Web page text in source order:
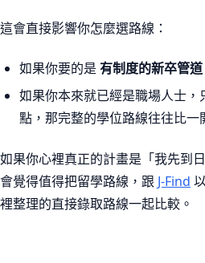
這會直接影響你怎麼選路線：
如果你要的是 有制度的新卒管道
如果你本來就已經是職場人士
點，那完整的學位路線往往比一
如果你心裡真正的計畫是「我先到
會覺得值得把留學路線，跟 J-Find
裡整理的直接錄取路線一起比較。